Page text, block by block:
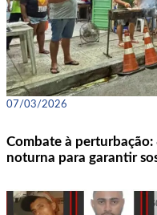
07/03/2026
Combate à
noturna para garantir